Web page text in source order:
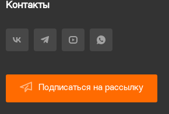
Контакты
Подписаться на рассылку